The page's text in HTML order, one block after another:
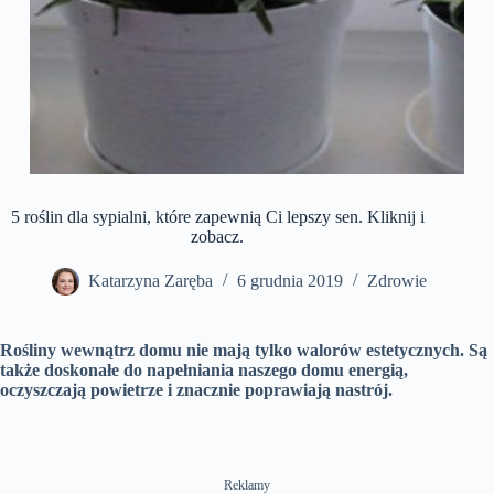
5 roślin dla sypialni, które zapewnią Ci lepszy sen. Kliknij i
zobacz.
Katarzyna Zaręba 6 grudnia 2019 Zdrowie
Rośliny wewnątrz domu nie mają tylko walorów estetycznych. Są
także doskonałe do napełniania naszego domu energią,
oczyszczają powietrze i znacznie poprawiają nastrój.
Reklamy